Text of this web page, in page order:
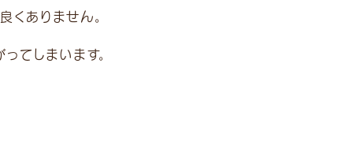
くありません。
てしまいます。